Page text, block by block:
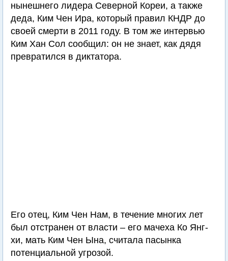
нынешнего лидера Северной Кореи, а также
деда, Ким Чен Ира, который правил КНДР до
своей смерти в 2011 году. В том же интервью
Ким Хан Сол сообщил: он не знает, как дядя
превратился в диктатора.
Его отец, Ким Чен Нам, в течение многих лет
был отстранен от власти – его мачеха Ко Янг-
хи, мать Ким Чен Ына, считала пасынка
потенциальной угрозой.